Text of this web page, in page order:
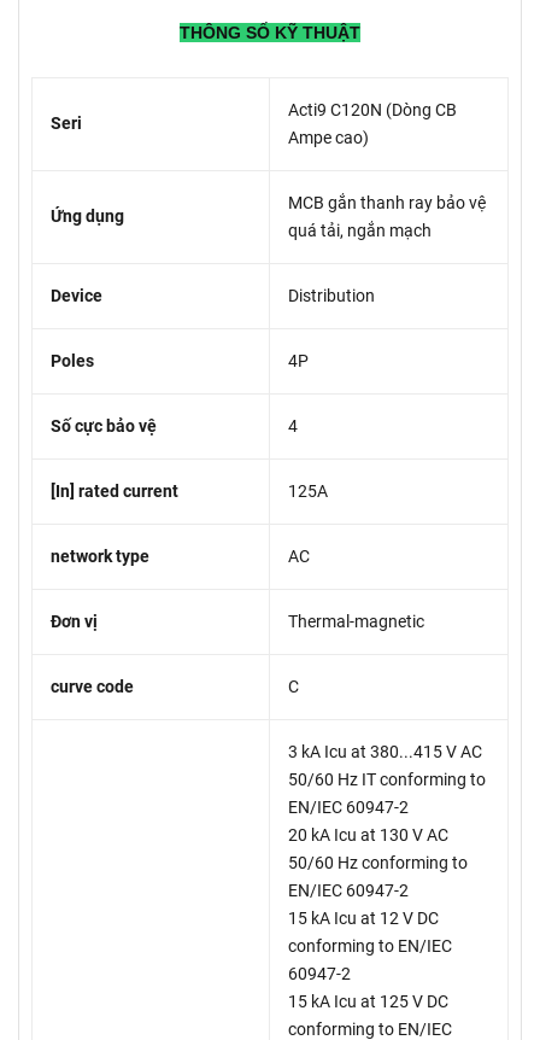
THÔNG SỐ KỸ THUẬT
Seri
Acti9 C120N (Dòng CB
Ampe cao)
Ứng dụng
MCB gắn thanh ray bảo vệ
quá tải, ngắn mạch
Device Distribution
Poles 4P
Số cực bảo vệ 4
[In] rated current 125A
network type AC
Đơn vị Thermal-magnetic
curve code C
3 kA Icu at 380...415 V AC
50/60 Hz IT conforming to
EN/IEC 60947-2
20 kA Icu at 130 V AC
50/60 Hz conforming to
EN/IEC 60947-2
15 kA Icu at 12 V DC
conforming to EN/IEC
60947-2
15 kA Icu at 125 V DC
conforming to EN/IEC